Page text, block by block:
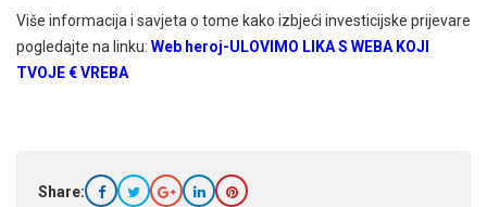
Više informacija i savjeta o tome kako izbjeći investicijske prijevare
pogledajte na linku: Web heroj-ULOVIMO LIKA S WEBA KOJI
TVOJE € VREBA
Share: